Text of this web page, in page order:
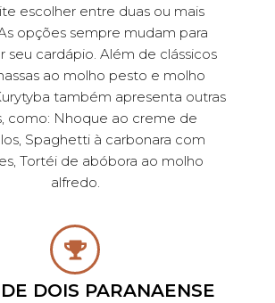
escolher entre duas ou mais
opções sempre mudam para
seu cardápio. Além de clássicos
ao molho pesto e molho
também apresenta outras
como: Nhoque ao creme de
Spaghetti à carbonara com
Tortéi de abóbora ao molho
alfredo.
DOIS PARANAENSE